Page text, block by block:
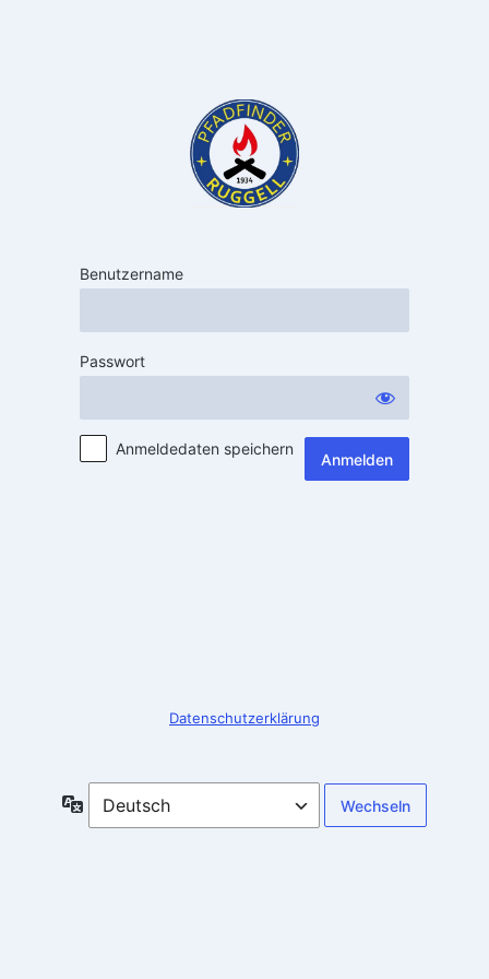
Benutzername
Passwort
Anmeldedaten speichern
Datenschutzerklärung
Sprache